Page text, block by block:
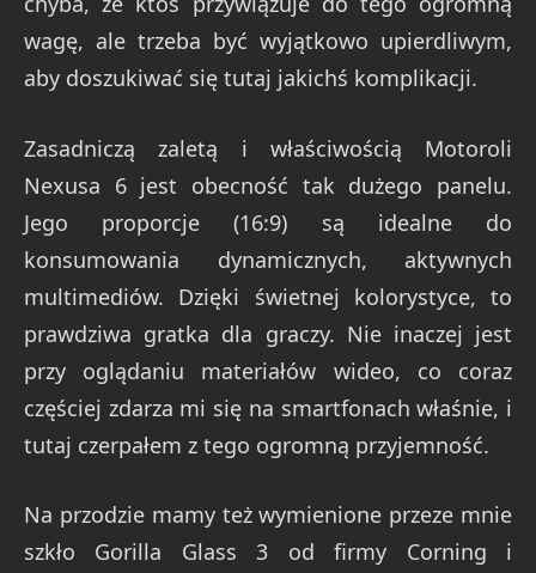
wagę, ale trzeba być wyjątkowo upierdliwym,
aby doszukiwać się tutaj jakichś komplikacji.
Zasadniczą zaletą i właściwością Motoroli
Nexusa 6 jest obecność tak dużego panelu.
Jego proporcje (16:9) są idealne do
konsumowania dynamicznych, aktywnych
multimediów. Dzięki świetnej kolorystyce, to
prawdziwa gratka dla graczy. Nie inaczej jest
przy oglądaniu materiałów wideo, co coraz
częściej zdarza mi się na smartfonach właśnie, i
tutaj czerpałem z tego ogromną przyjemność.
Na przodzie mamy też wymienione przeze mnie
szkło Gorilla Glass 3 od firmy Corning i